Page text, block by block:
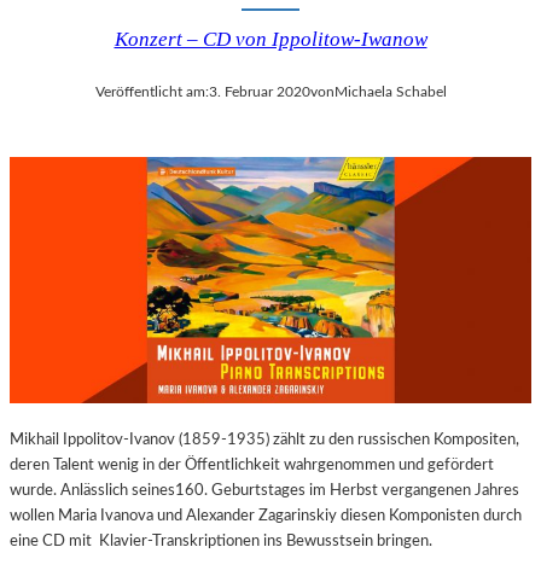
Konzert – CD von Ippolitow-Iwanow
Veröffentlicht am:3. Februar 2020von Michaela Schabel
Mikhail Ippolitov-Ivanov (1859-1935) zählt zu den russischen Kompositen,
deren Talent wenig in der Öffentlichkeit wahrgenommen und gefördert
wurde. Anlässlich seines160. Geburtstages im Herbst vergangenen Jahres
wollen Maria Ivanova und Alexander Zagarinskiy diesen Komponisten durch
eine CD mit Klavier-Transkriptionen ins Bewusstsein bringen.